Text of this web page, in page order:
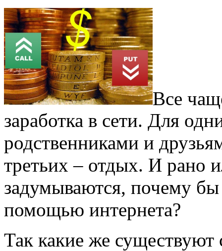
Все
заработка в сети. Для
родственниками и
третьих – отдых. И рано
задумываются, почему бы
помощью интернета?
Так какие же существуют